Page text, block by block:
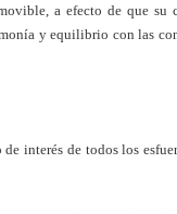
a efecto de que su
y equilibrio con las
interés de todos los